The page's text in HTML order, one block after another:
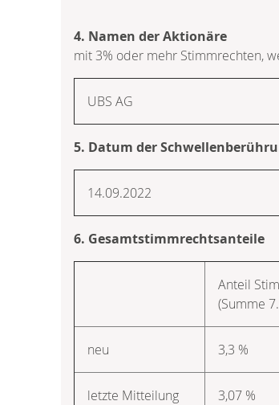
4. Namen der Aktionäre
mit 3% oder mehr Stimmrechten,
UBS AG
5. Datum der
14.09.2022
6. Gesamtstimmrechtsanteile
Anteil
(Summe
neu 3,3 %
letzte Mitteilung 3,07 %